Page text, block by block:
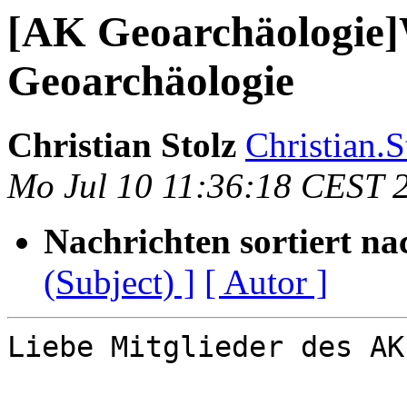
[AK
Geoarchäologie
Christian Stolz
Mo Jul 10 11:36:18 CEST
Nachrichten sortiert
(Subject) ] [ Autor ]
Liebe Mitglieder des